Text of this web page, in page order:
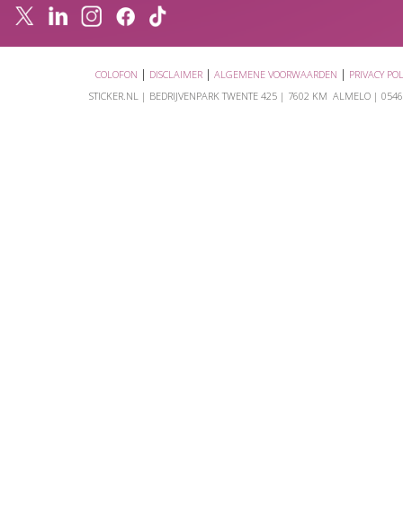
COLOFON | DISCLAIMER| ALGEMENE VOORWAARDEN | PRIVACY
STICKER.NL | BEDRIJVENPARK TWENTE 425| 7602 KM ALMELO|